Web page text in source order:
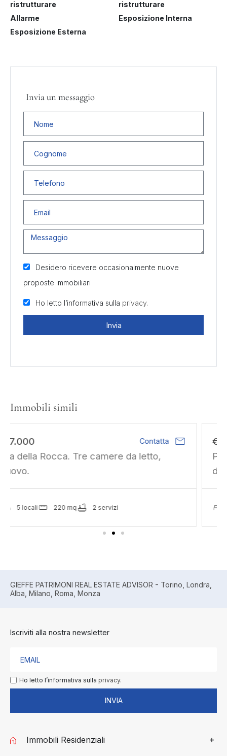
ristrutturare
ristrutturare
Allarme
Esposizione Interna
Esposizione Esterna
Invia un messaggio
Desidero ricevere occasionalmente nuove
proposte immobiliari
Ho letto l’informativa sulla privacy.
Invia
Immobili simili
€ 850.000 Contatta
Parco Del Meisino. Sviluppo residenziale
di 1090 mq slp.
3 locali 1365 mq 2 servizi
GIEFFE PATRIMONI REAL ESTATE ADVISOR - Torino, Londra,
Alba, Milano, Roma, Monza
Iscriviti alla nostra newsletter
Ho letto l’informativa sulla privacy.
INVIA
Immobili Residenziali